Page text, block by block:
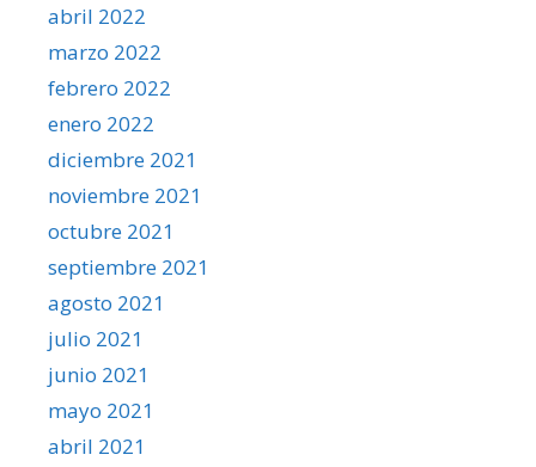
abril 2022
marzo 2022
febrero 2022
enero 2022
diciembre 2021
noviembre 2021
octubre 2021
septiembre 2021
agosto 2021
julio 2021
junio 2021
mayo 2021
abril 2021